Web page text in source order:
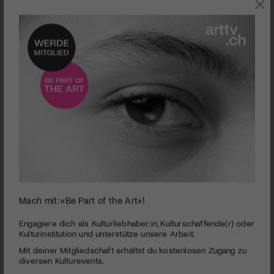
THEATER
seconds
minutes,
«James Brown trug Lockenwickler» – Wenn Familie
PUBLIZIERT AM 9. JANUAR 2026
Engagiere dich als Kulturliebhaber:in, Kulturschaffende(r) oder
Mit deiner Mitgliedschaft erhältst du kostenlosen Zugang zu